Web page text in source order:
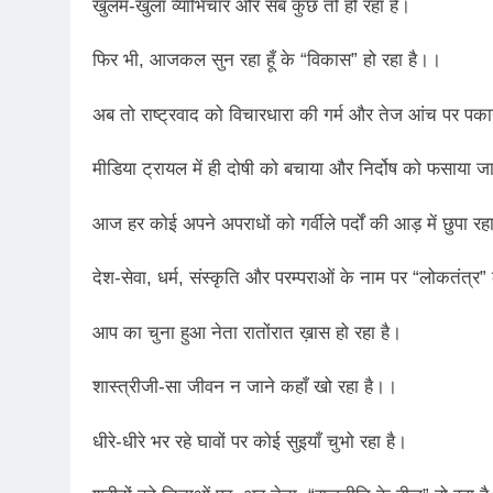
2 Years Ago
2 Years Ago
2 Years Ago
3 Years Ago
विश्व पुस्तक मेले
3 Years Ago
3 Years Ago
3 Years Ago
3 Years Ago
खुलम-खुला व्याभिचार और सब कुछ तो हो रहा है।
फिर भी, आजकल सुन रहा हूँ के “विकास” हो रहा है।।
अब तो राष्ट्रवाद को विचारधारा की गर्म और तेज आंच पर
मीडिया ट्रायल में ही दोषी को बचाया और निर्दोष को फसाया
आज हर कोई अपने अपराधों को गर्वीले पर्दों की आड़ में छुपा
देश-सेवा, धर्म, संस्कृति और परम्पराओं के नाम पर “लोकतंत्र”
आप का चुना हुआ नेता रातोंरात ख़ास हो रहा है।
शास्त्रीजी-सा जीवन न जाने कहाँ खो रहा है।।
धीरे-धीरे भर रहे घावों पर कोई सुइयाँ चुभो रहा है।